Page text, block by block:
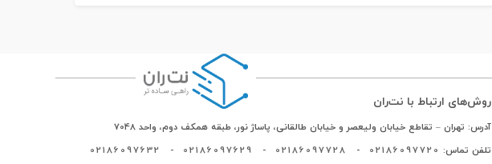
روش‌های ارتباط با نت‌ران
آدرس: تهران – تقاطع خیابان ولیعصر و خیابان طالقانی، پاساژ نور، طبقه همکف دوم، واحد 7048
تلفن تماس: 02186097720
-
02186097728
-
02186097629
-
02186097632